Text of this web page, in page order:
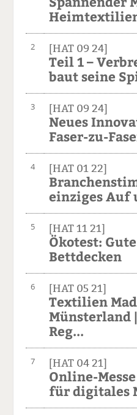
2 [HAT 09 24]
Teil 1 –
baut seine
3 [HAT 09 24]
Neues
Faser-zu-
4 [HAT 01 22]
einziges Auf
5 [HAT 11 21]
Ökotest:
Bettdecken
6 [HAT 05 21]
Textilien
Münsterland
Reg...
7 [HAT 04 21]
Online-
für digitales